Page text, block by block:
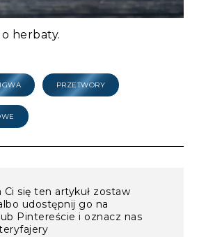
herbaty.
PRZETWORY
Ci się ten artykuł zostaw
udostępnij go na
Pintereście i oznacz nas